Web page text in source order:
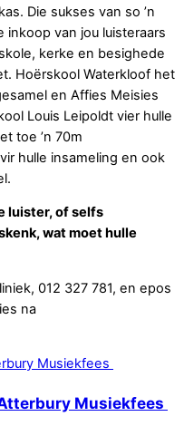
Die sukses van so ’n
inkoop van jou luisteraars
kerke en besighede
Hoërskool Waterkloof het
en Affies Meisies
Louis Leipoldt vier hulle
toe ’n 70m
hulle insameling en ook
luister, of selfs
wat moet hulle
012 327 781, en epos
na
Musiekfees